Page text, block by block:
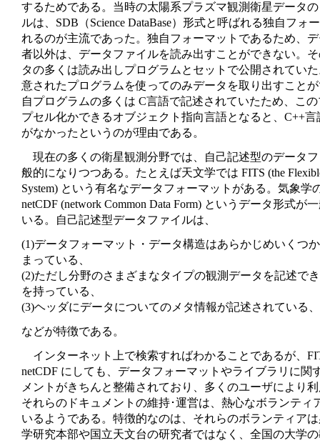
するためである。当時の太陽系プラズマ観測衛星データ
ルは、SDB（Science DataBase）形式と呼ばれる独自フォ
れるのが主流であった。独自フォーマットであるため、
者以外は、データファイルを読み出すことができない。
タの多くは読み出しプログラムとセットで公開されてい
意されたプログラムを使ってのみデータを取り出すこと
自プログラムの多くは C言語で記述されていたため、こ
プセル化かできるオブジェクト指向言語となると、C++
がなかったというのが理由である。
現在の多くの衛星観測分野では、自己記述型のデータ
般的になりつつある。たとえば天文学では FITS (the
System) という有名なデータフォーマットがある。気象学
netCDF (network Common Data Form) というデータ形式が
いる。自己記述型データファイルは、
(1)データフォーマット・データ構造はあらかじめいくつ
まっている、
(2)ただし分野のさまざまなタイプの観測データを記述で
を持っている、
(3)ヘッダにデータについてのメタ情報が記述されている、
などが特徴である。
インターネット上で検索すればわかることであるが、
netCDF にしても、データフォーマットやライブラリに関
メントがきちんと整備されており、多くのユーザにより
それらのドキュメントの維持･運営は、熱心なボランティ
いるようである。特徴的なのは、それらのボランティア
学研究本部や国立天文台の研究者ではなく、全国の大学